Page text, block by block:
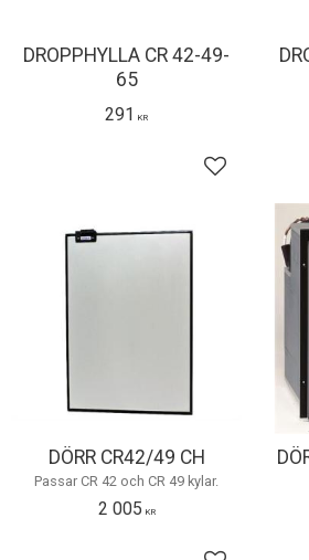
DROPPHYLLA CR 42-49-
65
291 KR
Lägg till i
DÖRR CR42/49 CH
Passar CR 42 och CR 49 kylar.
2 005 KR